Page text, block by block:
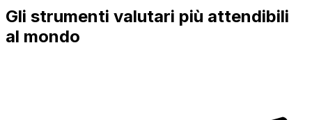
Gli strumenti valutari più attendibili
al mondo